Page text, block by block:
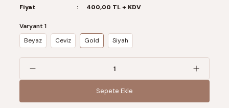
Fiyat
400,00 TL + KDV
Varyant 1
Beyaz
Ceviz Gold Siyah
Sepete Ekle
Sepete Ekle